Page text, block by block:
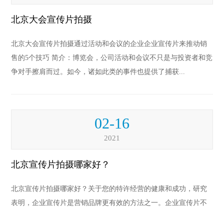
北京大会宣传片拍摄
北京大会宣传片拍摄通过活动和会议的企业企业宣传片来推动销
售的5个技巧 简介：博览会，公司活动和会议不只是与投资者和竞
争对手擦肩而过。如今，诸如此类的事件也提供了捕获...
02-16
2021
北京宣传片拍摄哪家好？
北京宣传片拍摄哪家好？关于您的特许经营的健康和成功，研究
表明，企业宣传片是营销品牌更有效的方法之一。企业宣传片不